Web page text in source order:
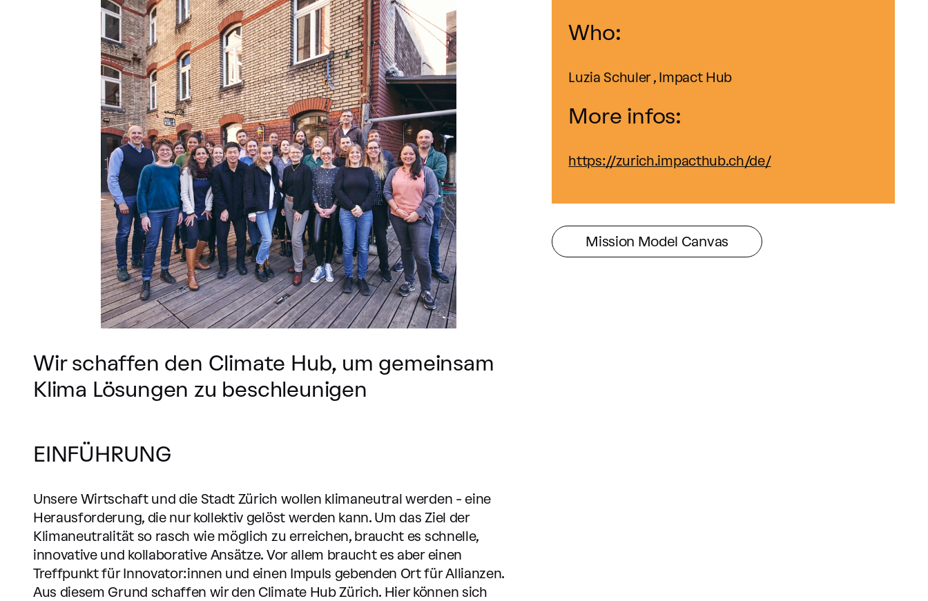
Wir schaffen den Climate Hub, um gemeinsam
Klima Lösungen zu beschleunigen
EINFÜHRUNG
Unsere Wirtschaft und die Stadt Zürich wollen klimaneutral werden - eine
Herausforderung, die nur kollektiv gelöst werden kann. Um das Ziel der
Klimaneutralität so rasch wie möglich zu erreichen, braucht es schnelle,
innovative und kollaborative Ansätze. Vor allem braucht es aber einen
Treffpunkt für Innovator:innen und einen Impuls gebenden Ort für Allianzen.
Aus diesem Grund schaffen wir den Climate Hub Zürich. Hier können sich
Who:
Luzia Schuler , Impact Hub
More infos:
https://zurich.impacthub.ch/de/
Mission Model Canvas